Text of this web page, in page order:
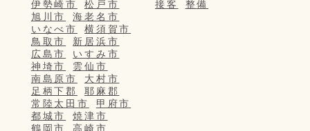
伊勢崎市
松戸市
旭川市
海老名市
いなべ市
横須賀市
鳥取市
新居浜市
広島市
いすみ市
神埼市
雲仙市
南島原市
大村市
足柄下郡
耶麻郡
常陸太田市
甲府市
都城市
焼津市
鶴岡市
高崎市
接客
整備